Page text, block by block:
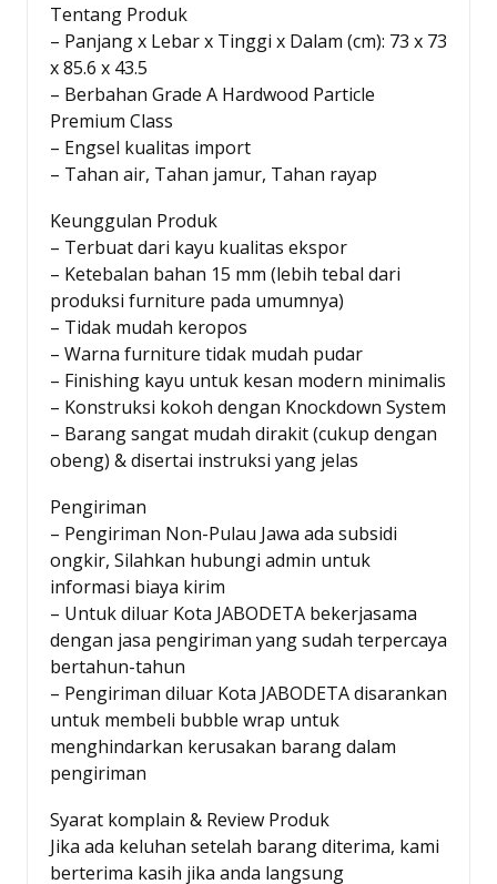
Tentang Produk
– Panjang x Lebar x Tinggi x Dalam (cm): 73 x 73
x 85.6 x 43.5
– Berbahan Grade A Hardwood Particle
Premium Class
– Engsel kualitas import
– Tahan air, Tahan jamur, Tahan rayap
Keunggulan Produk
– Terbuat dari kayu kualitas ekspor
– Ketebalan bahan 15 mm (lebih tebal dari
produksi furniture pada umumnya)
– Tidak mudah keropos
– Warna furniture tidak mudah pudar
– Finishing kayu untuk kesan modern minimalis
– Konstruksi kokoh dengan Knockdown System
– Barang sangat mudah dirakit (cukup dengan
obeng) & disertai instruksi yang jelas
Pengiriman
– Pengiriman Non-Pulau Jawa ada subsidi
ongkir, Silahkan hubungi admin untuk
informasi biaya kirim
– Untuk diluar Kota JABODETA bekerjasama
dengan jasa pengiriman yang sudah terpercaya
bertahun-tahun
– Pengiriman diluar Kota JABODETA disarankan
untuk membeli bubble wrap untuk
menghindarkan kerusakan barang dalam
pengiriman
Syarat komplain & Review Produk
Jika ada keluhan setelah barang diterima, kami
berterima kasih jika anda langsung